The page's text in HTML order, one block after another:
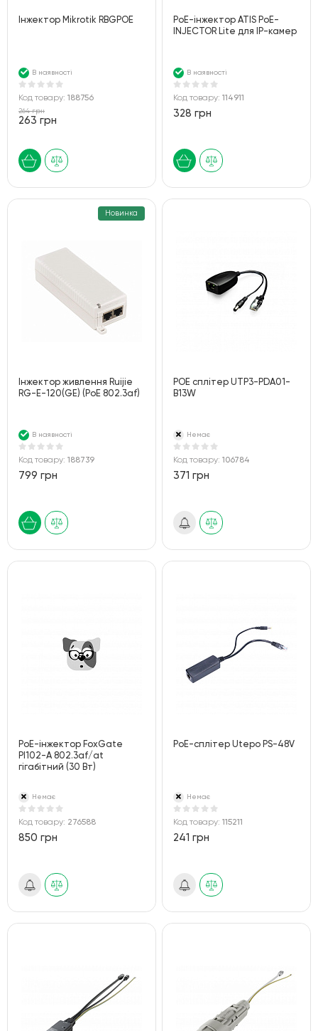
Інжектор Mikrotik RBGPOE
В наявності
Код товару: 188756
264 грн
263 грн
PoE-інжектор ATIS PoE-
INJECTOR Lite для IP-камер
В наявності
Код товару:114911
328 грн
Новинка
Інжектор живлення Ruijie
RG-E-120(GE) (PoE 802.3af)
В наявності
Код товару: 188739
799 грн
POE сплітер UTP3-PDA01-
B13W
Немає
Код товару:106784
371 грн
PoE-інжектор FoxGate
PI102-A 802.3af/at
гігабітний (30 Вт)
Немає
Код товару: 276588
850 грн
PoE-сплітер Utepo PS-48V
Немає
Код товару:115211
241 грн